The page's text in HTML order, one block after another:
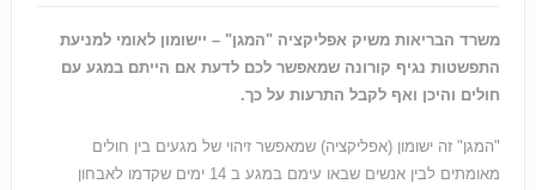
משרד הבריאות משיק אפליקציה "המגן" – יישומון לאומי למניעת
התפשטות נגיף קורונה שמאפשר לכם לדעת אם הייתם במגע עם
חולים והיכן ואף לקבל התרעות על כך.
"המגן" זה ישומון (אפליקציה) שמאפשר זיהוי של מגעים בין חולים
מאומתים לבין אנשים שבאו עימם במגע ב 14 ימים שקדמו לאבחון